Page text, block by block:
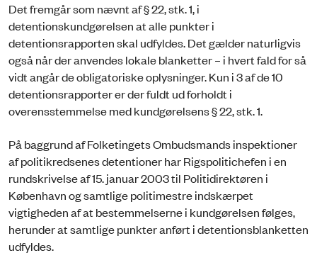
Det fremgår som nævnt af § 22, stk. 1, i
detentionskundgørelsen at alle punkter i
detentionsrappor­ten skal udfyldes. Det gælder naturligvis
også når der anvendes lokale blanketter – i hvert fald for så
vidt angår de obligatoriske oplysninger. Kun i 3 af de 10
detentionsrapporter er der fuldt ud forholdt i
overensstemmelse med kundgørelsens § 22, stk. 1.
På baggrund af Folketingets Ombudsmands inspektioner
af politikredsenes detentioner har Rigspolitichefen i en
rundskrivelse af 15. januar 2003 til Politidirektøren i
København og samtlige politimestre indskærpet
vigtigheden af at bestemmelserne i kundgørelsen følges,
herunder at samtlige punkter anført i detentionsblanketten
udfyldes.